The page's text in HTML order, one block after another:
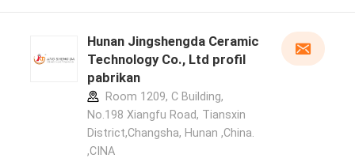
Hunan Jingshengda Ceramic
Technology Co., Ltd profil
pabrikan
Room 1209, C Building,
No.198 Xiangfu Road, Tiansxin
District,Changsha, Hunan ,China.
,CINA